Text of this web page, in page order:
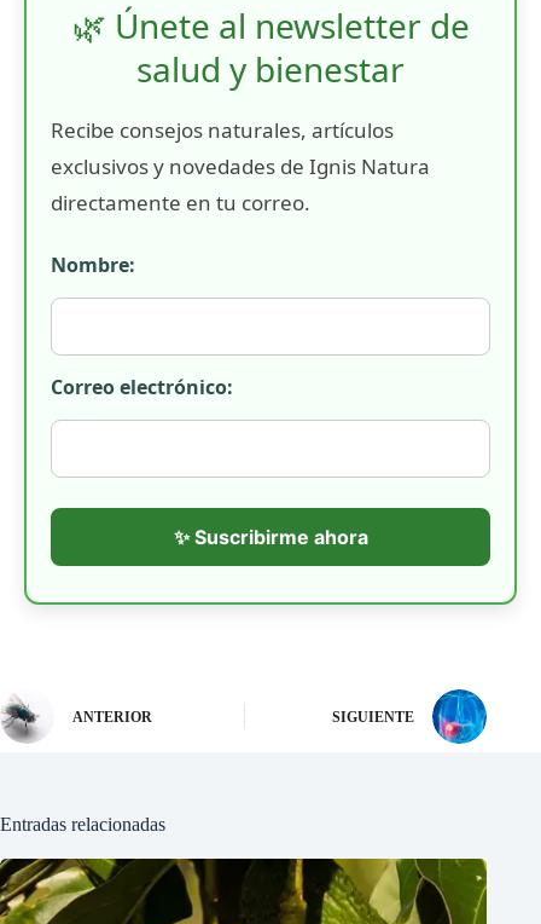
🌿 Únete al newsletter de
salud y bienestar
Recibe consejos naturales, artículos
exclusivos y novedades de Ignis Natura
directamente en tu correo.
Nombre:
Correo electrónico:
✨ Suscribirme ahora
ANTERIOR SIGUIENTE
Entradas relacionadas